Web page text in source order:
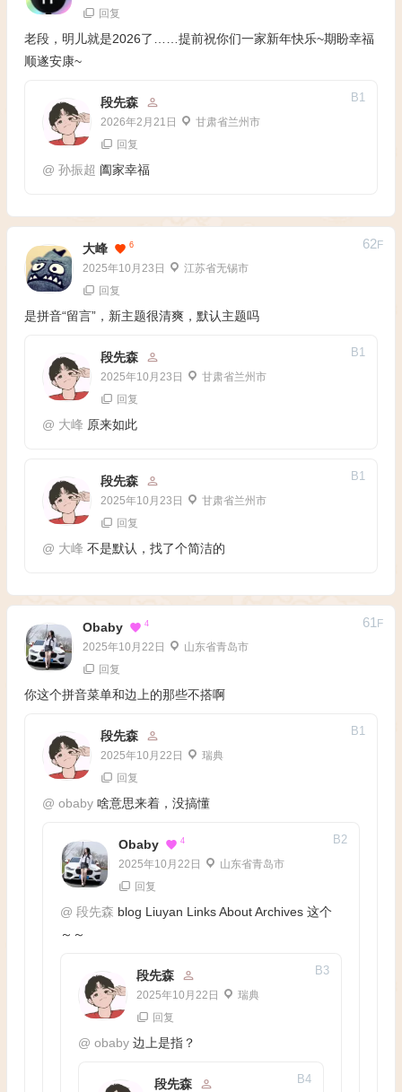
回复
老段，明儿就是2026了……提前祝你们一家新年快乐~期盼幸福
顺遂安康~
段先森
2026年2月21日 甘肃省兰州市
B1
回复
@ 孙振超 阖家幸福
大峰 6
2025年10月23日 江苏省无锡市
62F
回复
是拼音“留言”，新主题很清爽，默认主题吗
段先森
2025年10月23日 甘肃省兰州市
B1
回复
@ 大峰 原来如此
段先森
2025年10月23日 甘肃省兰州市
B1
回复
@ 大峰 不是默认，找了个简洁的
Obaby 4
2025年10月22日 山东省青岛市
61 F
回复
你这个拼音菜单和边上的那些不搭啊
段先森
2025年10月22日 瑞典
B1
回复
@ obaby啥意思来着，没搞懂
Obaby 4
2025年10月22日 山东省青岛市
B2
回复
@ 段先森 blog Liuyan Links About Archives 这个
～～
段先森
2025年10月22日 瑞典
B3
回复
@ obaby边上是指？
段先森 B4